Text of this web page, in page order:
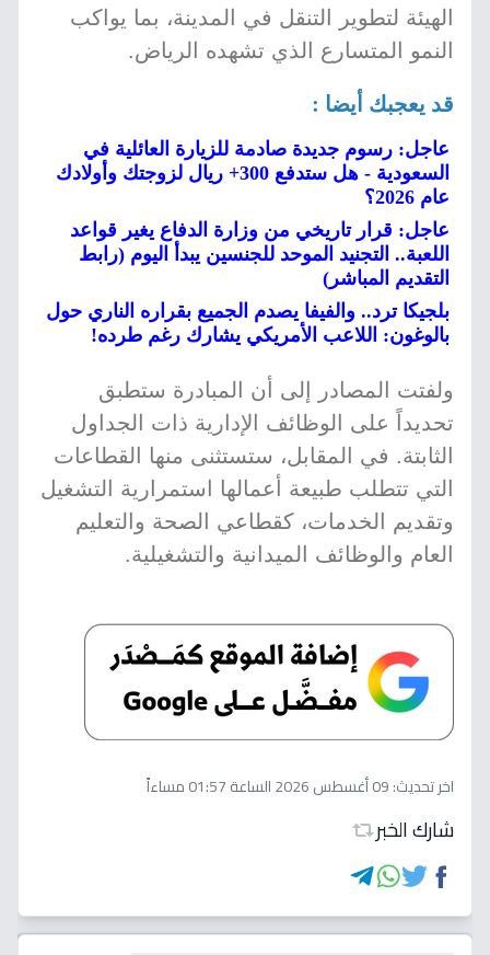
الهيئة لتطوير التنقل في المدينة، بما يواكب
النمو المتسارع الذي تشهده الرياض.
قد يعجبك أيضا :
عاجل: رسوم جديدة صادمة للزيارة العائلية في
السعودية - هل ستدفع 300+ ريال لزوجتك وأولادك
عام 2026؟
عاجل: قرار تاريخي من وزارة الدفاع يغير قواعد
اللعبة.. التجنيد الموحد للجنسين يبدأ اليوم (رابط
التقديم المباشر)
بلجيكا ترد.. والفيفا يصدم الجميع بقراره الناري حول
بالوغون: اللاعب الأمريكي يشارك رغم طرده!
ولفتت المصادر إلى أن المبادرة ستطبق
تحديداً على الوظائف الإدارية ذات الجداول
الثابتة. في المقابل، ستستثنى منها القطاعات
التي تتطلب طبيعة أعمالها استمرارية التشغيل
وتقديم الخدمات، كقطاعي الصحة والتعليم
العام والوظائف الميدانية والتشغيلية.
اخر تحديث:09 أغسطس 2026 الساعة 01:57 مساءاً
شارك الخبر